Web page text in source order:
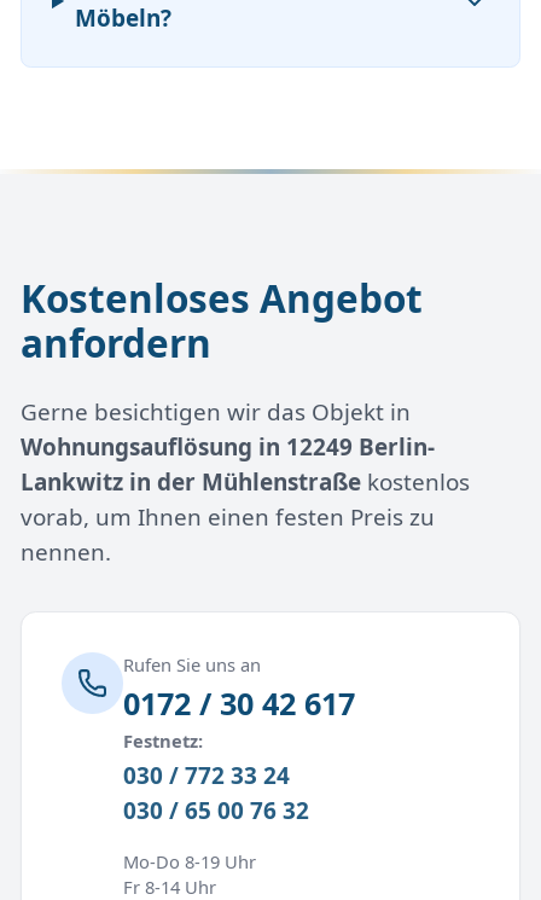
Möbeln?
Kostenloses Angebot
anfordern
Gerne besichtigen wir das Objekt in
Wohnungsauflösung in 12249 Berlin-
Lankwitz in der Mühlenstraßekostenlos
vorab, um Ihnen einen festen Preis zu
nennen.
Rufen Sie uns an
0172 / 30 42 617
Festnetz:
030 / 772 33 24
030 / 65 00 76 32
Mo-Do 8-19 Uhr
Fr 8-14 Uhr